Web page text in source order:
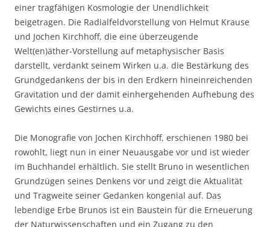
einer tragfähigen Kosmologie der Unendlichkeit
beigetragen. Die Radialfeldvorstellung von Helmut Krause
und Jochen Kirchhoff, die eine überzeugende
Welt(en)äther-Vorstellung auf metaphysischer Basis
darstellt, verdankt seinem Wirken u.a. die Bestärkung des
Grundgedankens der bis in den Erdkern hineinreichenden
Gravitation und der damit einhergehenden Aufhebung des
Gewichts eines Gestirnes u.a.
Die Monografie von Jochen Kirchhoff, erschienen 1980 bei
rowohlt, liegt nun in einer Neuausgabe vor und ist wieder
im Buchhandel erhältlich. Sie stellt Bruno in wesentlichen
Grundzügen seines Denkens vor und zeigt die Aktualität
und Tragweite seiner Gedanken kongenial auf. Das
lebendige Erbe Brunos ist ein Baustein für die Erneuerung
der Naturwissenschaften und ein Zugang zu den